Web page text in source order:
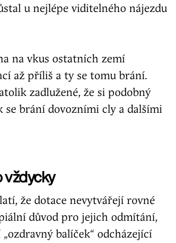
u nejlépe viditelného nájezdu
na vkus ostatních zemí
až příliš a ty se tomu brání.
zadlužené, že si podobný
brání dovozními cly a dalšími
vždycky
že dotace nevytvářejí rovné
důvod pro jejich odmítání,
balíček“ odcházející